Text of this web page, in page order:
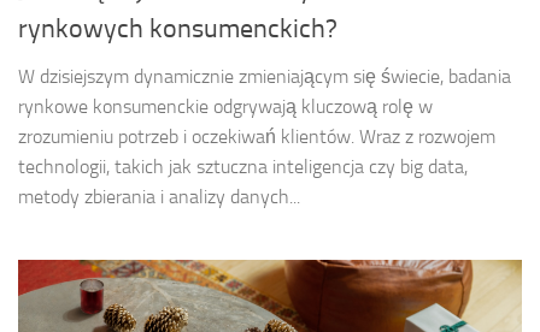
rynkowych konsumenckich?
W dzisiejszym dynamicznie zmieniającym się świecie, badania
rynkowe konsumenckie odgrywają kluczową rolę w
zrozumieniu potrzeb i oczekiwań klientów. Wraz z rozwojem
technologii, takich jak sztuczna inteligencja czy big data,
metody zbierania i analizy danych...